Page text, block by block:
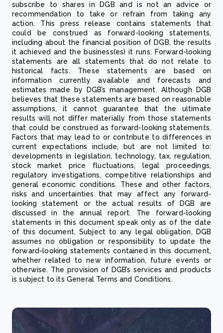
subscribe to shares in DGB and is not an advice or
recommendation to take or refrain from taking any
action. This press release contains statements that
could be construed as forward-looking statements,
including about the financial position of DGB, the results
it achieved and the business(es) it runs. Forward-looking
statements are all statements that do not relate to
historical facts. These statements are based on
information currently available and forecasts and
estimates made by DGB’s management. Although DGB
believes that these statements are based on reasonable
assumptions, it cannot guarantee that the ultimate
results will not differ materially from those statements
that could be construed as forward-looking statements.
Factors that may lead to or contribute to differences in
current expectations include, but are not limited to:
developments in legislation, technology, tax, regulation,
stock market price fluctuations, legal proceedings,
regulatory investigations, competitive relationships and
general economic conditions. These and other factors,
risks and uncertainties that may affect any forward-
looking statement or the actual results of DGB are
discussed in the annual report. The forward-looking
statements in this document speak only as of the date
of this document. Subject to any legal obligation, DGB
assumes no obligation or responsibility to update the
forward-looking statements contained in this document,
whether related to new information, future events or
otherwise. The provision of DGB’s services and products
is subject to its General Terms and Conditions.